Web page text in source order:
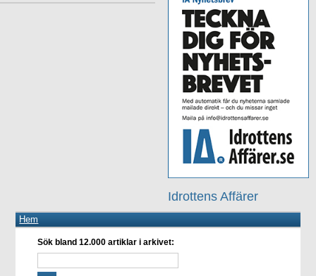
Idrottens Affärer
Hem
Sök bland 12.000 artiklar i arkivet: